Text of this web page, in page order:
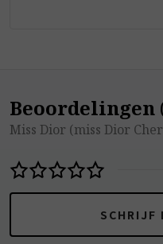
Beoordelingen
Miss Dior (miss Dior
SCHRIJF